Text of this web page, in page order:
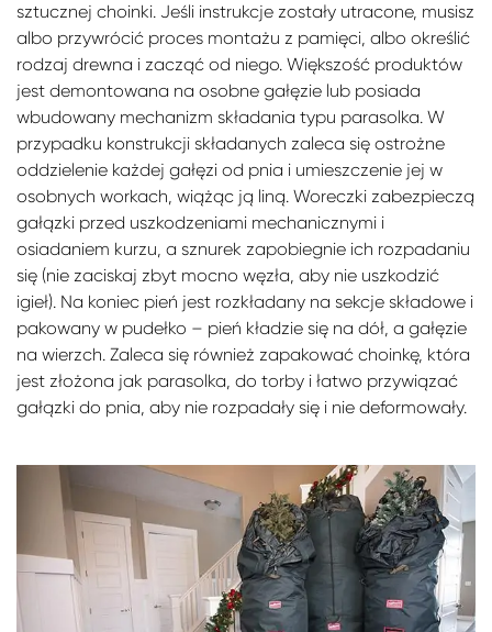
sztucznej choinki. Jeśli instrukcje zostały utracone, musisz
albo przywrócić proces montażu z pamięci, albo określić
rodzaj drewna i zacząć od niego. Większość produktów
jest demontowana na osobne gałęzie lub posiada
wbudowany mechanizm składania typu parasolka. W
przypadku konstrukcji składanych zaleca się ostrożne
oddzielenie każdej gałęzi od pnia i umieszczenie jej w
osobnych workach, wiążąc ją liną. Woreczki zabezpieczą
gałązki przed uszkodzeniami mechanicznymi i
osiadaniem kurzu, a sznurek zapobiegnie ich rozpadaniu
się (nie zaciskaj zbyt mocno węzła, aby nie uszkodzić
igieł). Na koniec pień jest rozkładany na sekcje składowe i
pakowany w pudełko – pień kładzie się na dół, a gałęzie
na wierzch. Zaleca się również zapakować choinkę, która
jest złożona jak parasolka, do torby i łatwo przywiązać
gałązki do pnia, aby nie rozpadały się i nie deformowały.